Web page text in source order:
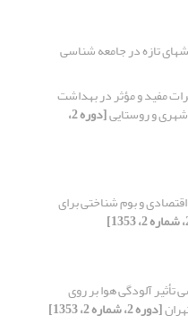
تازه در جامعه شناسی
مفید و مؤثر در بهداشت
و روستایی [دوره 2،
و بوم شناختی برای
تأثیر آلودگی هوا بر روی
[دوره 2، شماره 2، 1353]